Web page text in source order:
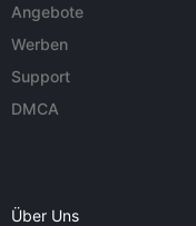
Angebote
Werben
Support
DMCA
Über Uns